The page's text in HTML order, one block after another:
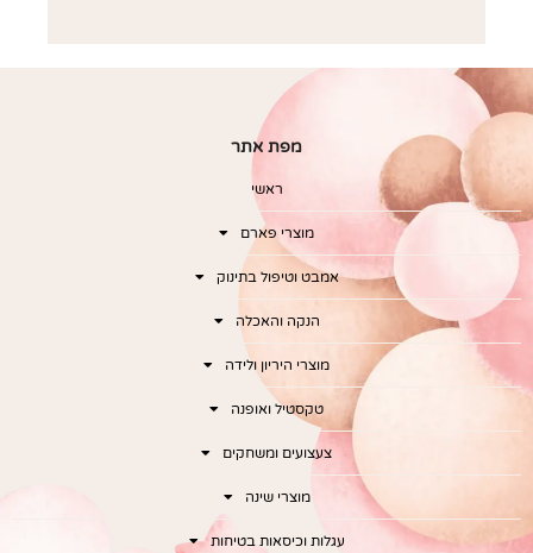
מפת אתר
ראשי
מוצרי פארם
אמבט וטיפול בתינוק
הנקה והאכלה
מוצרי היריון ולידה
טקסטיל ואופנה
צעצועים ומשחקים
מוצרי שינה
עגלות וכיסאות בטיחות